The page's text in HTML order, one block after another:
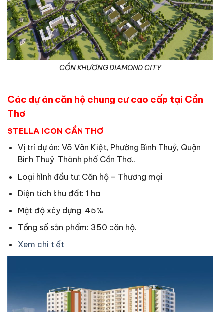
CỒN KHƯƠNG DIAMOND CITY
Các dự án căn hộ chung cư cao cấp tại Cần
Thơ
STELLA ICON CẦN THƠ
Vị trí dự án: Võ Văn Kiệt, Phường Bình Thuỷ, Quận
Bình Thuỷ, Thành phố Cần Thơ..
Loại hình đầu tư: Căn hộ – Thương mại
Diện tích khu đất: 1 ha
Mật độ xây dựng: 45%
Tổng số sản phẩm: 350 căn hộ.
Xem chi tiết